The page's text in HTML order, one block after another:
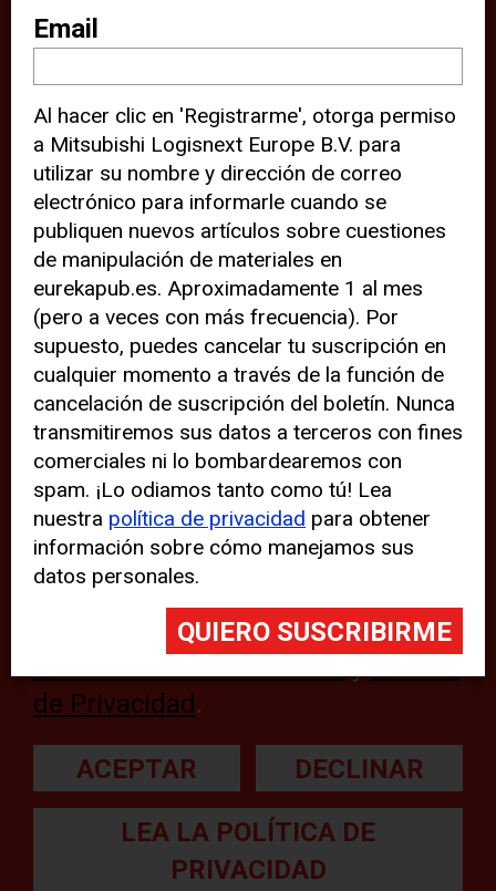
sitio web (por ejemplo, ofreciéndole
información de ubicación). Estas
terceras partes también definen
cookies en su dispositivo y pueden
rastrear su comportamiento en
internet. Al hacer clic en “Aceptar”,
significa que está de acuerdo con el
uso de cookies analíticas y de
terceros para tener una experiencia
óptima en nuestro sitio web. Si
elige “Declinar” el uso de cookies
analíticas y de terceros, evitará que
terceras partes rastreen su
comportamiento en nuestro sitio
web, aunque pueden aparecer
problemas técnicos con el sitio
web. Para obtener más
información, lea nuestra
de Privacidad .
ACEPTAR DECLINAR
LEA LA POLÍTICA DE
PRIVACIDAD
Email
Al hacer clic en 'Registrarme', otorga permiso
a Mitsubishi Logisnext Europe B.V. para
utilizar su nombre y dirección de correo
electrónico para informarle cuando se
publiquen nuevos artículos sobre cuestiones
de manipulación de materiales en
eurekapub.es. Aproximadamente 1 al mes
(pero a veces con más frecuencia). Por
supuesto, puedes cancelar tu suscripción en
cualquier momento a través de la función de
cancelación de suscripción del boletín. Nunca
transmitiremos sus datos a terceros con fines
comerciales ni lo bombardearemos con
spam. ¡Lo odiamos tanto como tú! Lea
nuestra política de privacidad para obtener
información sobre cómo manejamos sus
datos personales.